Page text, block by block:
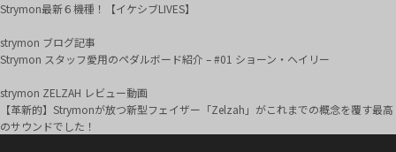
Strymon最新６機種！【イケシブLIVES】
strymon ブログ記事
Strymon スタッフ愛用のペダルボード紹介 – #01 ショーン・ヘイリー
strymon ZELZAH レビュー動画
【革新的】Strymonが放つ新型フェイザー「Zelzah」がこれまでの概念を覆す最高
のサウンドでした！